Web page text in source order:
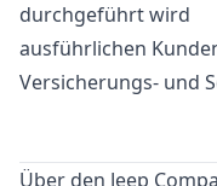
durchgeführt wird
ausführlichen
Versicherungs- und
Über den Jeep